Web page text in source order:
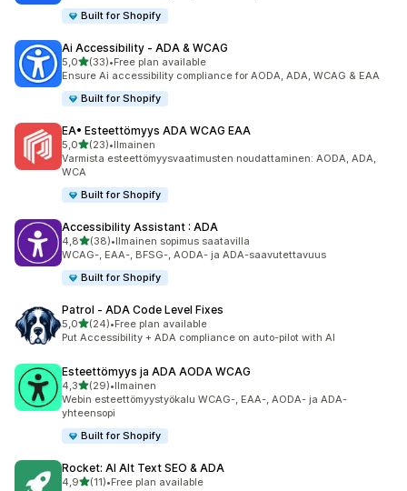
Built for Shopify
Ai Accessibility ‑ ADA & WCAG
5,0/ 5 tähteä
(33)
33 arvostelua yhteensä
•Free plan available
Ensure Ai accessibility compliance for AODA, ADA, WCAG & EAA
Built for Shopify
EA• Esteettömyys ADA WCAG EAA
5,0/ 5 tähteä
(23)
23 arvostelua yhteensä
•Ilmainen
Varmista esteettömyysvaatimusten noudattaminen: AODA, ADA,
WCA
Built for Shopify
Accessibility Assistant : ADA
4,8/ 5 tähteä
(38)
38 arvostelua yhteensä
•Ilmainen sopimus saatavilla
WCAG-, EAA-, BFSG-, AODA- ja ADA-saavutettavuus
Built for Shopify
Patrol ‑ ADA Code Level Fixes
5,0/ 5 tähteä
(24)
24 arvostelua yhteensä
•Free plan available
Put Accessibility + ADA compliance on auto-pilot with AI
Esteettömyys ja ADA AODA WCAG
4,3/ 5 tähteä
(29)
29 arvostelua yhteensä
•Ilmainen
Webin esteettömyystyökalu WCAG-, EAA-, AODA- ja ADA-
yhteensopi
Built for Shopify
Rocket: AI Alt Text SEO & ADA
4,9/ 5 tähteä
(11)
11 arvostelua yhteensä
•Free plan available